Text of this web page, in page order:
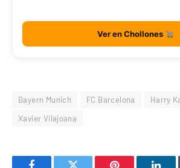
Ver en Chollones
Bayern Munich FC Barcelona
Harry
Xavier Vilajoana